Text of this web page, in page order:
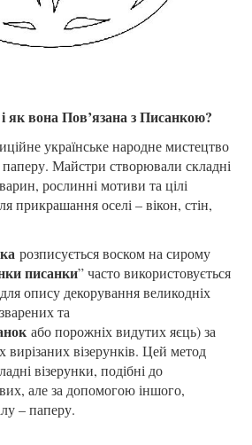
вона Пов’язана з Писанкою?
українське народне мистецтво
Майстри створювали складні
рослинні мотиви та цілі
прикрашання оселі – вікон, стін,
розписується воском на сирому
писанки” часто використовується
опису декорування великодніх
та
або порожніх видутих яєць) за
візерунків. Цей метод
візерунки, подібні до
але за допомогою іншого,
– паперу.